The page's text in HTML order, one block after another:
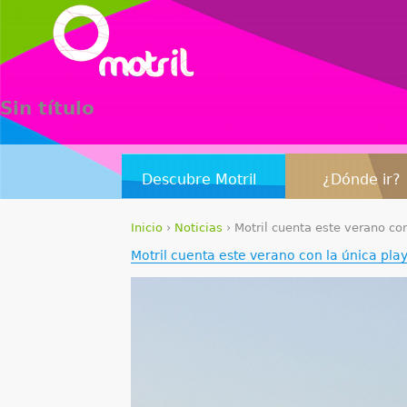
Sin título
Descubre Motril ¿Dónde ir?
S
Inicio › Noticias › Motril cuenta este verano
Motril cuenta este verano con la única